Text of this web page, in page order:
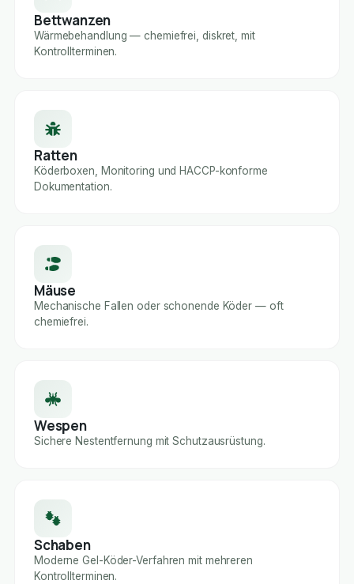
Bettwanzen
Wärmebehandlung — chemiefrei, diskret, mit
Kontrollterminen.
Ratten
Köderboxen, Monitoring und HACCP-konforme
Dokumentation.
Mäuse
Mechanische Fallen oder schonende Köder — oft
chemiefrei.
Wespen
Sichere Nestentfernung mit Schutzausrüstung.
Schaben
Moderne Gel-Köder-Verfahren mit mehreren
Kontrollterminen.